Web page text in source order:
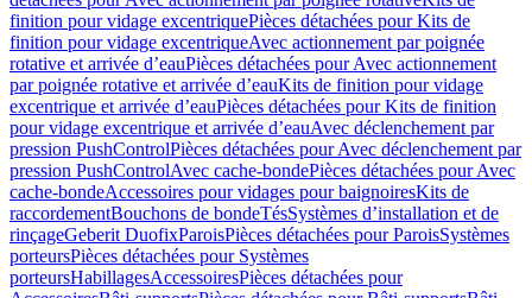
finition pour vidage excentriquePièces détachées pour Kits de
finition pour vidage excentriqueAvec actionnement par poignée
rotative et arrivée d’eauPièces détachées pour Avec actionnement
par poignée rotative et arrivée d’eauKits de finition pour vidage
excentrique et arrivée d’eauPièces détachées pour Kits de finition
pour vidage excentrique et arrivée d’eauAvec déclenchement par
pression PushControlPièces détachées pour Avec déclenchement par
pression PushControlAvec cache-bondePièces détachées pour Avec
cache-bondeAccessoires pour vidages pour baignoiresKits de
raccordementBouchons de bondeTésSystèmes d’installation et de
rinçageGeberit DuofixParoisPièces détachées pour ParoisSystèmes
porteursPièces détachées pour Systèmes
porteursHabillagesAccessoiresPièces détachées pour